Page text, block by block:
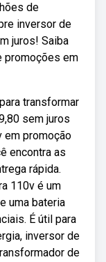
de
inversor de
juros! Saiba
promoções em
transformar
sem juros
em promoção
encontra as
rápida.
110v é um
uma bateria
É útil para
inversor de
de